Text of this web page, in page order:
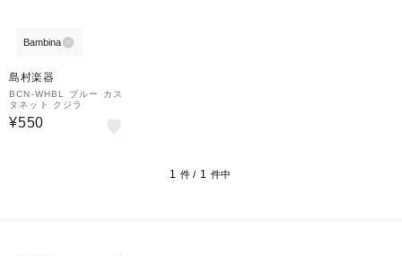
Bambina
島村楽器
BCN-WHBL ブルー カス
タネット クジラ
¥550
1 件 / 1 件中